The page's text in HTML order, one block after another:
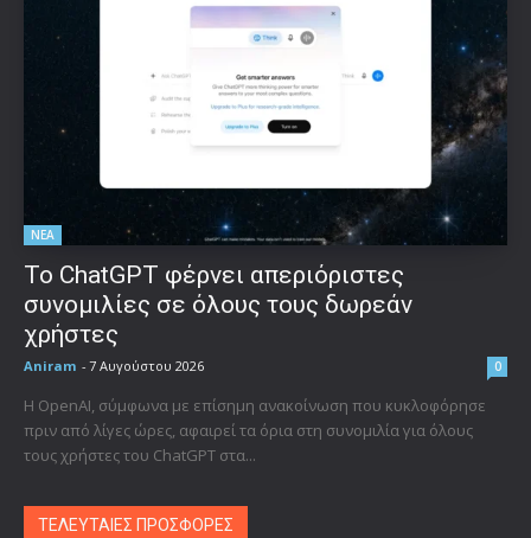
ΝΕΑ
Το ChatGPT φέρνει απεριόριστες
συνομιλίες σε όλους τους δωρεάν
χρήστες
Aniram - 7 Αυγούστου 2026 0
Η OpenAI, σύμφωνα με επίσημη ανακοίνωση που κυκλοφόρησε
πριν από λίγες ώρες, αφαιρεί τα όρια στη συνομιλία για όλους
τους χρήστες του ChatGPT στα...
ΤΕΛΕΥΤΑΙΕΣ ΠΡΟΣΦΟΡΕΣ